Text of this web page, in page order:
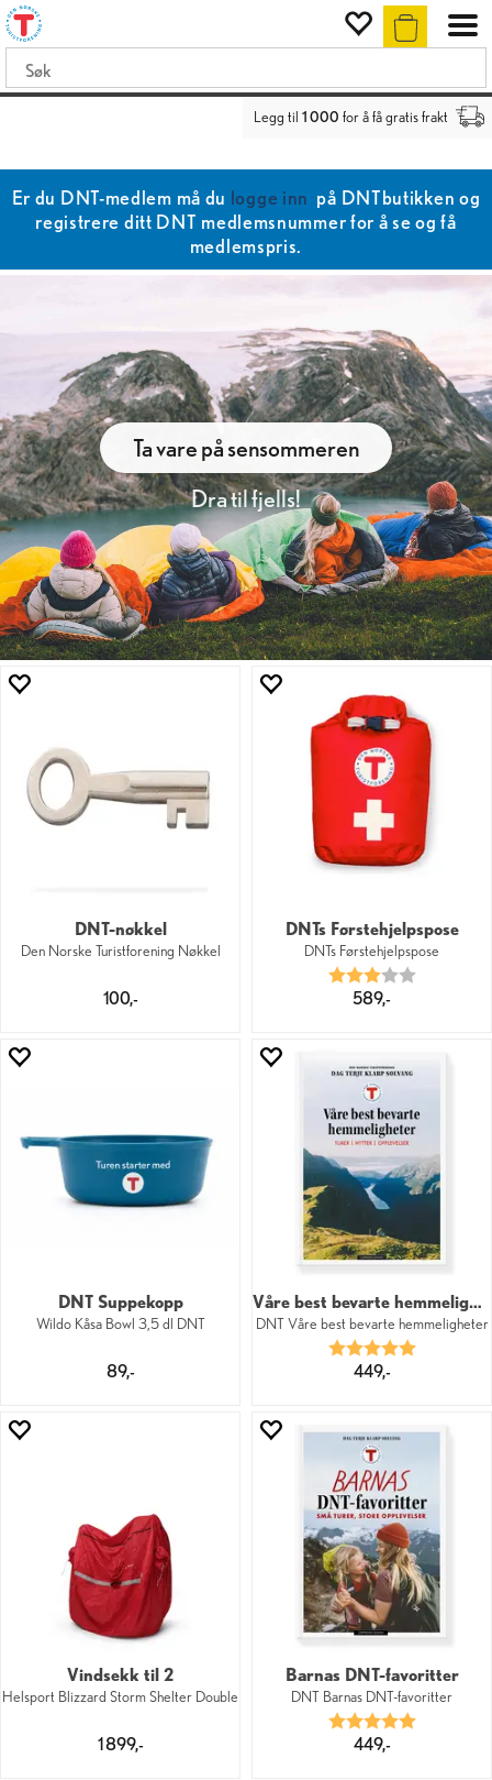
Legg til 1 000 for å få gratis frakt
Er du DNT-medlem må du logge inn på DNTbutikken og
registrere ditt DNT medlemsnummer for å se og få
medlemspris.
Ta vare på sensommeren
Dra til fjells!
DNT-nøkkel
Den Norske Turistforening Nøkkel
100,-
DNTs Førstehjelpspose
DNTs Førstehjelpspose
Karakter:
3.0 av 5
589,-
DNT Suppekopp
Wildo Kåsa Bowl 3,5 dl DNT
89,-
Våre best bevarte hemmeligheter
DNT Våre best bevarte hemmeligheter
Karakter:
5.0 av 5
449,-
Vindsekk til 2
Helsport Blizzard Storm Shelter Double
1 899,-
Barnas DNT-favoritter
DNT Barnas DNT-favoritter
Karakter:
5.0 av 5
449,-